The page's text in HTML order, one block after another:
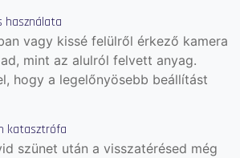
használata
vagy kissé felülről érkező kamera
mint az alulról felvett anyag.
hogy a legelőnyösebb beállítást
katasztrófa
szünet után a visszatérésed még